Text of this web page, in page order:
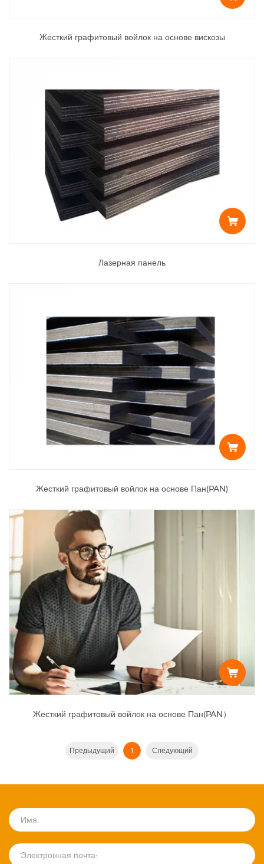
Жесткий графитовый войлок на основе вискозы
Лазерная панель
Жесткий графитовый войлок на основе Пан(PAN)
Жесткий графитовый войлок на основе Пан(PAN）
Предыдущий 1 Следующий